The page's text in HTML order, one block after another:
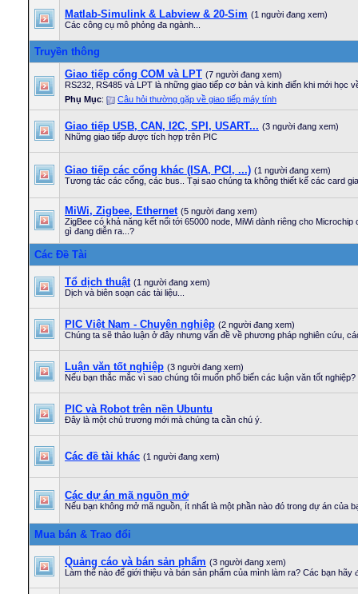
Matlab-Simulink & Labview & 20-Sim (1 người đang xem)
Các công cụ mô phỏng đa ngành...
Truyền thông
Giao tiếp cổng COM và LPT (7 người đang xem)
RS232, RS485 và LPT là những giao tiếp cơ bản và kinh điển khi mới học
Phụ Mục: Câu hỏi thường gặp về giao tiếp máy tính
Giao tiếp USB, CAN, I2C, SPI, USART... (3 người đang xem)
Những giao tiếp được tích hợp trên PIC
Giao tiếp các cổng khác (ISA, PCI, ...) (1 người đang xem)
Tương tác các cổng, các bus.. Tại sao chúng ta không thiết kế các card
MiWi, Zigbee, Ethernet (5 người đang xem)
ZigBee có khả năng kết nối tới 65000 node, MiWi dành riêng cho
gì đang diễn ra...?
Các Đề Tài
Tổ dịch thuật (1 người đang xem)
Dịch và biên soạn các tài liệu...
PIC Việt Nam - Chuyên nghiệp (2 người đang xem)
Chúng ta sẽ thảo luận ở đây nhưng vấn đề về phương pháp nghiên cứu,
Luận văn tốt nghiệp (3 người đang xem)
Nếu bạn thắc mắc vì sao chúng tôi muốn phổ biến các luận văn tốt
PIC và Robot trên nền Ubuntu
Đây là một chủ trương mới mà chúng ta cần chú ý.
Các đề tài khác (1 người đang xem)
Các dự án mã nguồn mở
Nếu bạn không mở mã nguồn, ít nhất là một phần nào đó trong dự án của
Mua bán & Trao đổi
Quảng cáo và bán sản phẩm (3 người đang xem)
Làm thế nào để giới thiệu và bán sản phẩm của mình làm ra? Các bạn hãy